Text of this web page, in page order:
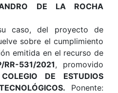
DE LA ROCHA
caso, del proyecto de
sobre el cumplimiento
emitida en el recurso de
RR-531/2021, promovido
COLEGIO DE ESTUDIOS
Ponente: